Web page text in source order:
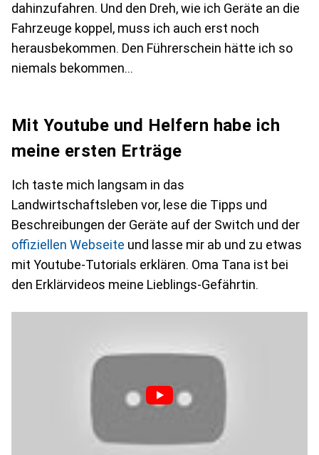
dahinzufahren. Und den Dreh, wie ich Geräte an die
Fahrzeuge koppel, muss ich auch erst noch
herausbekommen. Den Führerschein hätte ich so
niemals bekommen…
Mit Youtube und Helfern habe ich
meine ersten Erträge
Ich taste mich langsam in das
Landwirtschaftsleben vor, lese die Tipps und
Beschreibungen der Geräte auf der Switch und der
offiziellen Webseite und lasse mir ab und zu etwas
mit Youtube-Tutorials erklären. Oma Tana ist bei
den Erklärvideos meine Lieblings-Gefährtin.